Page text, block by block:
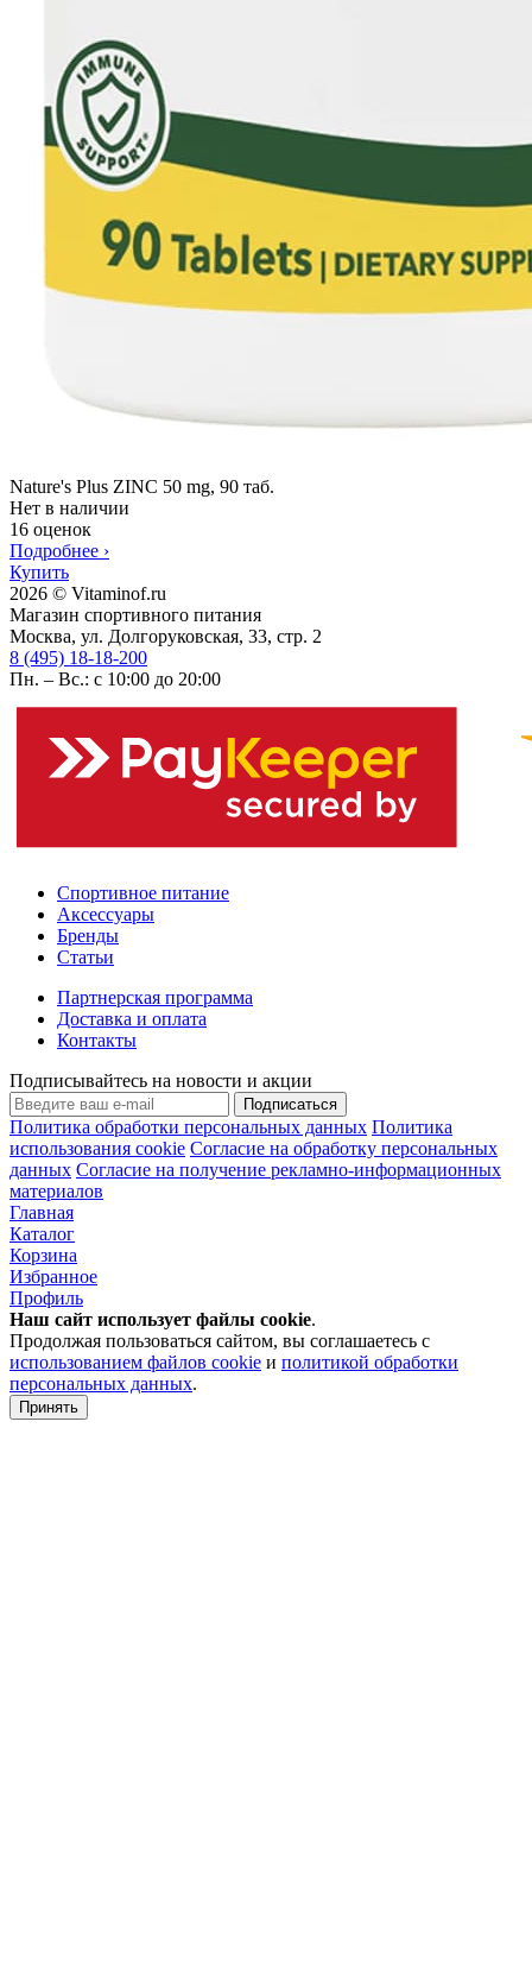
Nature's Plus ZINC 50 mg, 90 таб.
Нет в наличии
16 оценок
Подробнее ›
Купить
2026 © Vitaminof.ru
Магазин спортивного питания
Москва, ул. Долгоруковская, 33, стр. 2
8 (495) 18-18-200
Пн. – Вс.: с 10:00 до 20:00
Спортивное питание
Аксессуары
Бренды
Статьи
Партнерская программа
Доставка и оплата
Контакты
Подписывайтесь на новости и акции
Подписаться
Политика обработки персональных данных Политика
использования cookie Согласие на обработку персональных
данных Согласие на получение рекламно-информационных
материалов
Главная
Каталог
Корзина
Избранное
Профиль
Наш сайт использует файлы cookie.
Продолжая пользоваться сайтом, вы соглашаетесь с
использованием файлов cookie и политикой обработки
персональных данных.
Принять